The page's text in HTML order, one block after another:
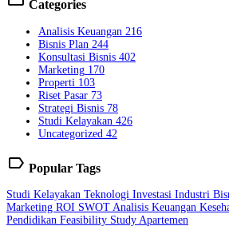
Categories
Analisis Keuangan 216
Bisnis Plan 244
Konsultasi Bisnis 402
Marketing 170
Properti 103
Riset Pasar 73
Strategi Bisnis 78
Studi Kelayakan 426
Uncategorized 42
label Popular Tags
Studi Kelayakan Teknologi Investasi Industri
Marketing ROI SWOT Analisis Keuangan
Pendidikan Feasibility Study Apartemen